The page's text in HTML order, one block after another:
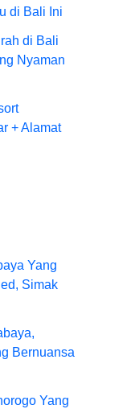
di Bali Ini
di Bali
Nyaman
+ Alamat
Yang
Simak
Bernuansa
Yang